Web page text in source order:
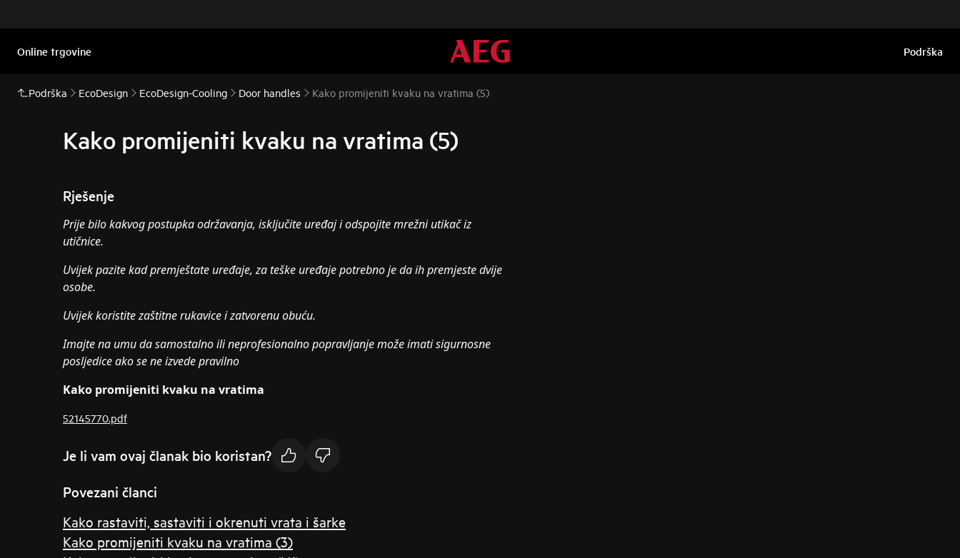
Online trgovine Podrška
Podrška EcoDesign EcoDesign-Cooling Door handles Kako promijeniti kvaku na vratima (5)
Kako promijeniti kvaku na vratima (5)
Rješenje
Prije bilo kakvog postupka održavanja, isključite uređaj i odspojite mrežni utikač iz
utičnice.
Uvijek pazite kad premještate uređaje, za teške uređaje potrebno je da ih premjeste dvije
osobe.
Uvijek koristite zaštitne rukavice i zatvorenu obuću.
Imajte na umu da samostalno ili neprofesionalno popravljanje može imati sigurnosne
posljedice ako se ne izvede pravilno
Kako promijeniti kvaku na vratima
52145770.pdf
Je li vam ovaj članak bio koristan?
Povezani članci
Kako rastaviti, sastaviti i okrenuti vrata i šarke
Kako promijeniti kvaku na vratima (3)